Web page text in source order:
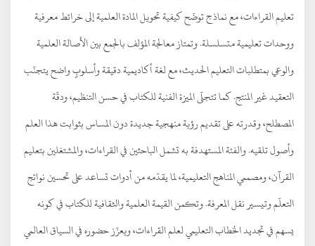
تعليم القراءات، مع نماذج توضّح كيفية تحويل المادة العلمية إلى خرائط معرفية
ووحدات تعليمية متسلسلة. وتمتاز معالجة المؤلف بالجمع بين الأصالة العلمية
والوعي بمتطلبات التعليم الحديث، مع لغة أكاديمية دقيقة وأسلوبٍ واضح يتجنّب
التعقيد غير المنتج. كما تتجلّى الميزة الفنية للكتاب في حسن التنظيم، ودقّة
المصطلح، وقدرته على تقديم رؤية منهجية جديدة دون المساس بثوابت هذا العلم
وأصول تلقيه. والفئة المستهدفة به تشمل الباحثين في القراءات، والمشتغلين بتعليم
القرآن، ومصممي المناهج التعليمية، لما يقدّمه من أدوات تساعد على تحسين نواتج
التعلّم وتيسير نقل المعرفة. وتكمن القيمة العلمية والثقافية للكتاب في كونه
يسهم في تجديد الخطاب التعليمي لعلم القراءات، ويعزّز حضوره في السياق العالمي